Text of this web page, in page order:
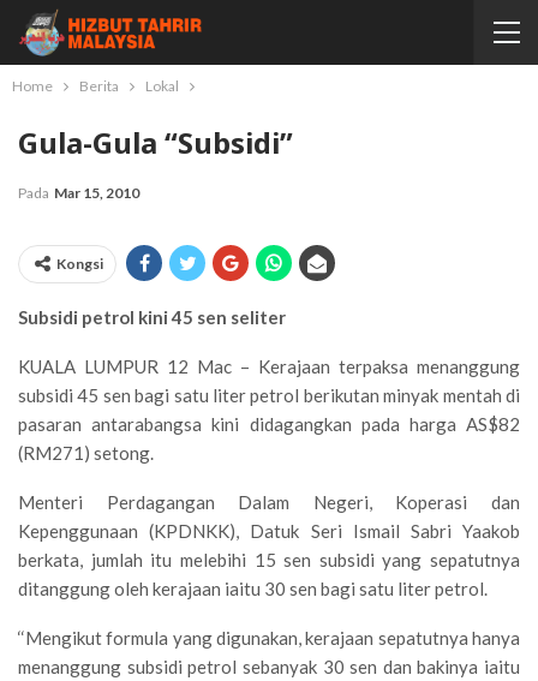
Home Berita Lokal
Gula-Gula “Subsidi”
Pada Mar 15, 2010
Kongsi
Subsidi petrol kini 45 sen seliter
KUALA LUMPUR 12 Mac – Kerajaan terpaksa menanggung
subsidi 45 sen bagi satu liter petrol berikutan minyak mentah di
pasaran antarabangsa kini didagangkan pada harga AS$82
(RM271) setong.
Menteri Perdagangan Dalam Negeri, Koperasi dan
Kepenggunaan (KPDNKK), Datuk Seri Ismail Sabri Yaakob
berkata, jumlah itu melebihi 15 sen subsidi yang sepatutnya
ditanggung oleh kerajaan iaitu 30 sen bagi satu liter petrol.
‘‘Mengikut formula yang digunakan, kerajaan sepatutnya hanya
menanggung subsidi petrol sebanyak 30 sen dan bakinya iaitu